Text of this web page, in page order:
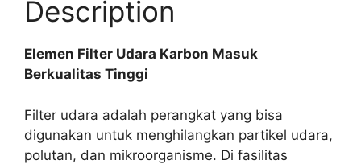
Description
Elemen Filter Udara Karbon Masuk
Berkualitas Tinggi
Filter udara adalah perangkat yang bisa
digunakan untuk menghilangkan partikel udara,
polutan, dan mikroorganisme. Di fasilitas